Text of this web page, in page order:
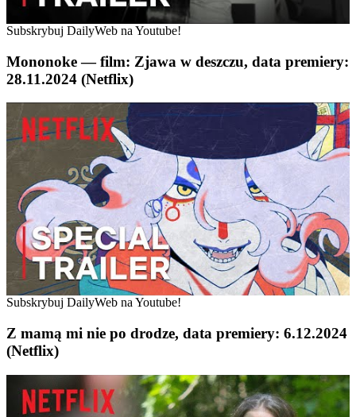
Subskrybuj DailyWeb na Youtube!
Mononoke — film: Zjawa w deszczu, data premiery:
28.11.2024 (Netflix)
Subskrybuj DailyWeb na Youtube!
Z mamą mi nie po drodze, data premiery: 6.12.2024
(Netflix)